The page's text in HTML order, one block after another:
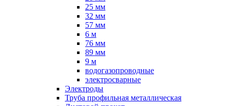
25 мм
32 мм
57 мм
6 м
76 мм
89 мм
9 м
водогазопроводные
электросварные
Электроды
Труба профильная металлическая